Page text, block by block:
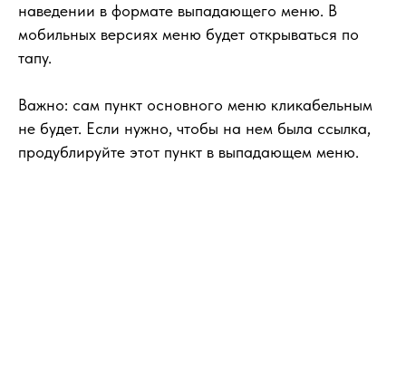
наведении в формате выпадающего меню. В
мобильных версиях меню будет открываться по
тапу.
Важно: сам пункт основного меню кликабельным
не будет. Если нужно, чтобы на нем была ссылка,
продублируйте этот пункт в выпадающем меню.